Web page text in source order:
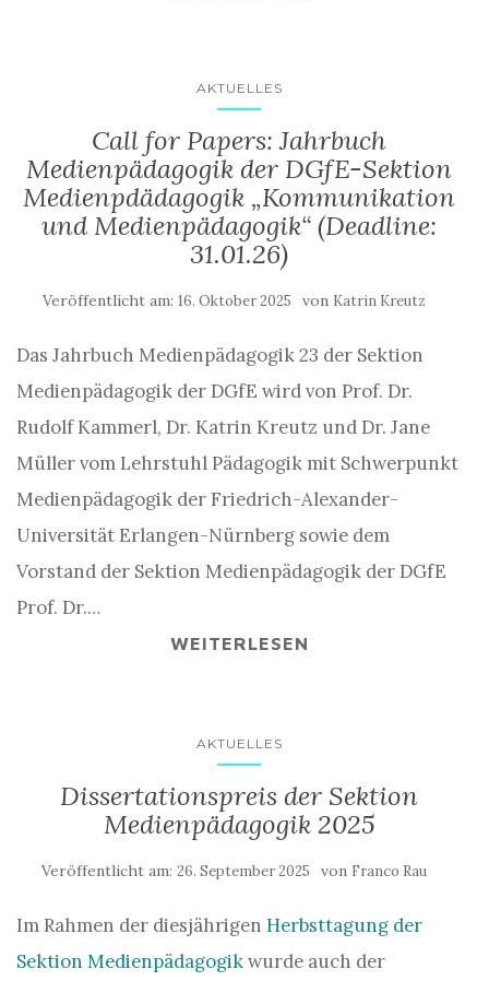
AKTUELLES
Call for Papers: Jahrbuch
Medienpädagogik der DGfE-Sektion
Medienpdädagogik „Kommunikation
und Medienpädagogik“ (Deadline:
31.01.26)
Veröffentlicht am: 16. Oktober 2025 von Katrin Kreutz
Das Jahrbuch Medienpädagogik 23 der Sektion
Medienpädagogik der DGfE wird von Prof. Dr.
Rudolf Kammerl, Dr. Katrin Kreutz und Dr. Jane
Müller vom Lehrstuhl Pädagogik mit Schwerpunkt
Medienpädagogik der Friedrich-Alexander-
Universität Erlangen-Nürnberg sowie dem
Vorstand der Sektion Medienpädagogik der DGfE
Prof. Dr.…
WEITERLESEN
AKTUELLES
Dissertationspreis der Sektion
Medienpädagogik 2025
Veröffentlicht am: 26. September 2025 von Franco Rau
Im Rahmen der diesjährigen Herbsttagung der
Sektion Medienpädagogikwurde auch der